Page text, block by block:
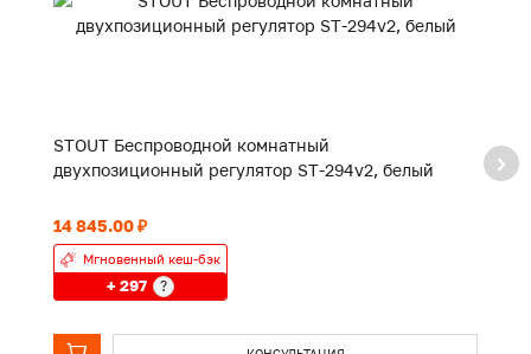
STOUT Беспроводной комнатный
двухпозиционный регулятор ST-294v2, белый
14 845.00 ₽
Мгновенный кеш-бэк
+ 297 ?